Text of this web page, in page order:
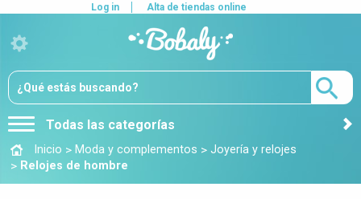
Todas las categorías
Log in Alta de tiendas online
Inicio > Moda y complementos > Joyería y relojes
> Relojes de hombre